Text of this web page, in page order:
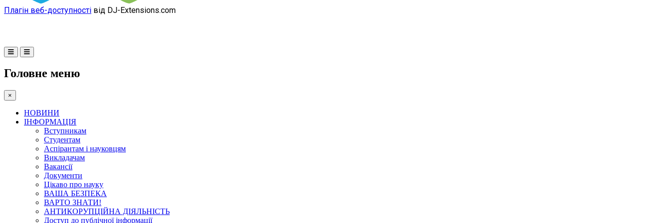
Плагін веб-доступності від DJ-Extensions.com
Головне меню
×
НОВИНИ
ІНФОРМАЦІЯ
Вступникам
Студентам
Аспірантам і науковцям
Викладачам
Вакансії
Документи
Цікаво про науку
ВАША БЕЗПЕКА
ВАРТО ЗНАТИ!
АНТИКОРУПЦІЙНА ДІЯЛЬНІСТЬ
Доступ до публічної інформації